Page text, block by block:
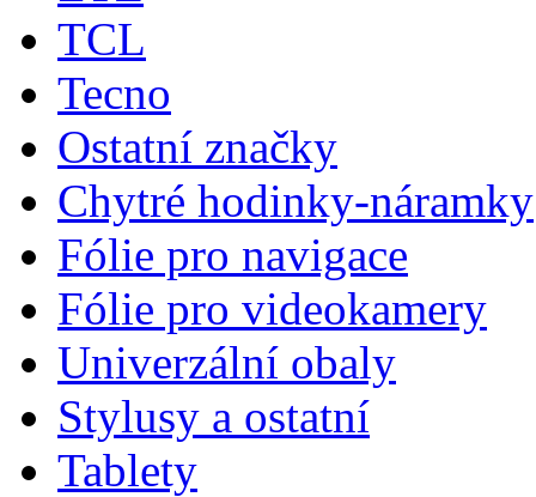
TCL
Tecno
Ostatní značky
Chytré hodinky-náramky
Fólie pro navigace
Fólie pro videokamery
Univerzální obaly
Stylusy a ostatní
Tablety